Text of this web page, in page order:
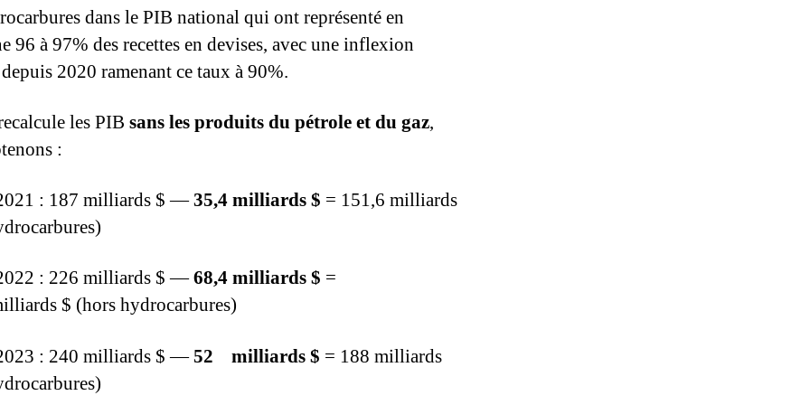
dans le PIB national qui ont représenté en
96 à 97% des recettes en devises, avec une inflexion
2020 ramenant ce taux à 90%.
les PIB sans les produits du pétrole et du gaz,
:
: 187 milliards $ —35,4 milliards $ = 151,6 milliards
: 226 milliards $ —68,4 milliards $ =
$ (hors hydrocarbures)
: 240 milliards $ —52 milliards $ = 188 milliards